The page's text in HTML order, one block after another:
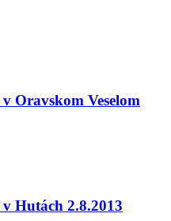
Oravskom Veselom
Hutách 2.8.2013